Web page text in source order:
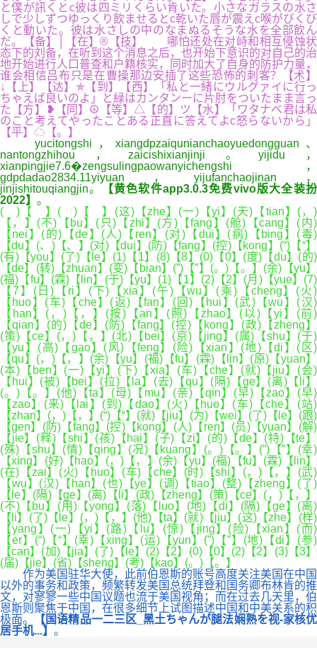
と僕が訊くとc彼は四ミリくらい肯いた。小さなガラスの水さ
しで少しずつゆっくり飲ませるとc乾いた唇が震えc喉がびくび
くと動いた。彼は水さしの中のなまぬるそうな水を全部飲ん
だ。【备】│【在】®【技】 哪怕还处在对峙和相互侵蚀状
态下的刘备，在听到这个消息之后，也开始下意识的对自己的治
地开始进行人口普查和户籍核实，同时加大了自身的防护力量，
谁会相信吕布只是在曹操那边安插了这些恐怖的刺客？【术】
↓【上】【达】✯【到】【西】「私と一緒にウルグァイに行っ
ちゃえば良いのよ」と緑はカンタンーに片肘をついたまま言っ
た【方】❥【同】☮【等】△【的】ツ【水】「ワタナベ君は私
のこと考えてやったことある正直に答えてよc怒らないから」
【平】☁【。】
yucitongshi，xiangdpzaiqunianchaoyuedongguan、
nantongzhihou，zaicishixianjinji。yijidu，
xianpingjie7.6�zengsulingpaowanyichengshi，
gdpdadao2834.11yiyuan，yijufanchaojinan，
jinjishitouqiangjin。
【黄色软件app3.0.3免费vivo版大全装扮
2022】 。
( )【 】( )【 】(这)【zhe】(一)【yi】(天)【tian】(，)
【，】(不)【bu】(只)【zhi】(方)【fang】(舱)【cang】(内)
【nei】(的)【de】(人)【ren】(对)【dui】(病)【bing】(毒)
【du】(、)【、】(对)【dui】(防)【fang】(控)【kong】(“)【“】
(有)【you】(了)【le】(1)【1】(8)【8】(0)【0】(度)【du】(的)
【de】(转)【zhuan】(变)【bian】(”)【”】(。)【。】(余)【yu】
(福)【fu】(霖)【lin】(于)【yu】(1)【1】(2)【2】(月)【yue】(7)
【7】(日)【ri】(下)【xia】(午)【wu】(乘)【cheng】(火)
【huo】(车)【che】(返)【fan】(回)【hui】(武)【wu】(汉)
【han】(，)【，】(按)【an】(照)【zhao】(以)【yi】(前)
【qian】(的)【de】(防)【fang】(控)【kong】(政)【zheng】
(策)【ce】(，)【，】(北)【bei】(京)【jing】(属)【shu】(于)
【yu】(高)【gao】(风)【feng】(险)【xian】(地)【di】(区)
【qu】(，)【，】(余)【yu】(福)【fu】(霖)【lin】(原)【yuan】
(本)【ben】(一)【yi】(下)【xia】(车)【che】(就)【jiu】(会)
【hui】(被)【bei】(拉)【la】(去)【qu】(隔)【ge】(离)【li】
(。)【。】(他)【ta】(母)【mu】(亲)【qin】(早)【zao】(早)
【zao】(来)【lai】(到)【dao】(火)【huo】(车)【che】(站)
【zhan】(，)【，】(“)【“】(就)【jiu】(为)【wei】(了)【le】(跟)
【gen】(防)【fang】(控)【kong】(人)【ren】(员)【yuan】(解)
【jie】(释)【shi】(孩)【hai】(子)【zi】(的)【de】(特)【te】
(殊)【shu】(情)【qing】(况)【kuang】(。)【。】(”)【”】(幸)
【xing】(好)【hao】(，)【，】(余)【yu】(福)【fu】(霖)【lin】
(在)【zai】(火)【huo】(车)【che】(时)【shi】(，)【，】(武)
【wu】(汉)【han】(也)【ye】(调)【tiao】(整)【zheng】(了)
【le】(隔)【ge】(离)【li】(政)【zheng】(策)【ce】(，)【，】
(不)【bu】(用)【yong】(落)【luo】(地)【di】(隔)【ge】(离)
【li】(了)【le】(，)【，】(他)【ta】(就)【jiu】(这)【zhe】(样)
【yang】(一)【yi】(路)【lu】(惊)【jing】(险)【xian】(而)
【er】(“)【“】(幸)【xing】(运)【yun】(”)【”】(地)【di】(参)
【can】(加)【jia】(了)【le】(2)【2】(0)【0】(2)【2】(3)【3】
(届)【jie】(省)【sheng】(考)【kao】(。)【。】
作为美国驻华大使，此前伯恩斯的账号高度关注美国在中国
以外的事务和政策，频繁转发美国总统拜登和国务卿布林肯的推
文，对寥寥一些中国议题也流于美国视角；而在过去几天里，伯
恩斯则聚焦于中国，在很多细节上试图描述中国和中美关系的积
极面。
【国语精品一二三区_黑土ちゃんが腿法娴熟を视-家核优
居手机...】 。